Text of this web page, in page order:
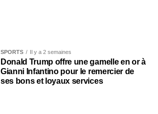
SPORTS Il y a 2 semaines
Donald Trump offre une gamelle en or à
Gianni Infantino pour le remercier de
ses bons et loyaux services